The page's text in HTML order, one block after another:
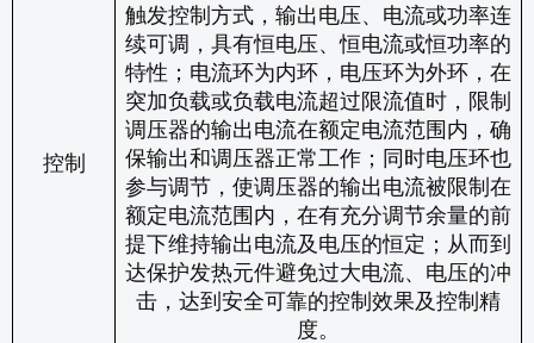
控制
触发控制方式，输出电压、电流或功率连
续可调，具有恒电压、恒电流或恒功率的
特性；电流环为内环，电压环为外环，在
突加负载或负载电流超过限流值时，限制
调压器的输出电流在额定电流范围内，确
保输出和调压器正常工作；同时电压环也
参与调节，使调压器的输出电流被限制在
额定电流范围内，在有充分调节余量的前
提下维持输出电流及电压的恒定；从而到
达保护发热元件避免过大电流、电压的冲
击，达到安全可靠的控制效果及控制精
度。